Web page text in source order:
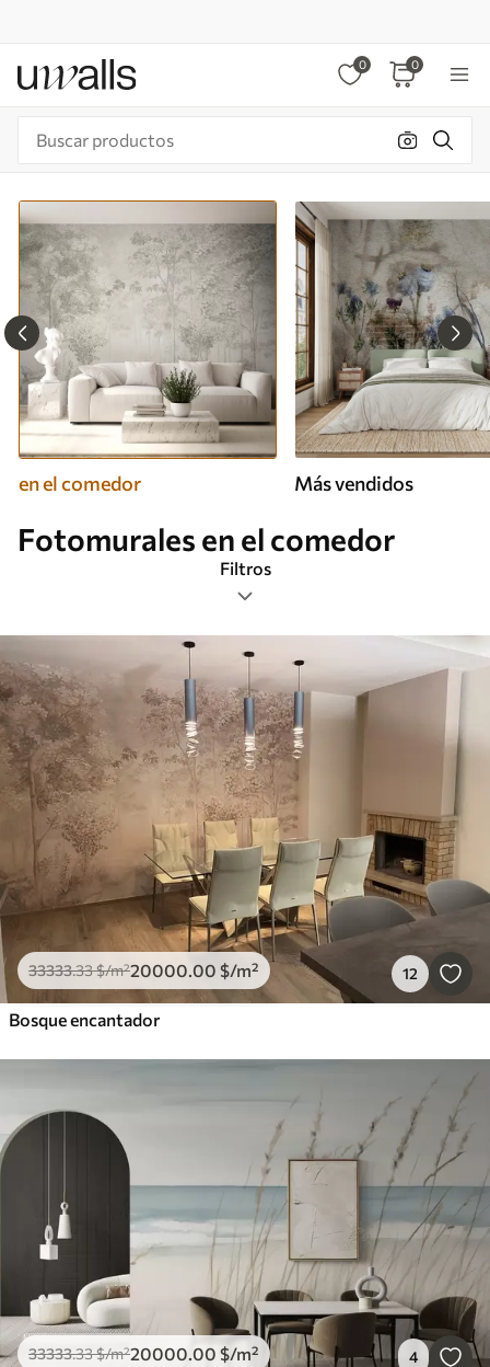
0 0
en el comedor Más vendidos
Fotomurales en el comedor
Filtros
Etiquetas
Formato de imagen
Paleta de colores
Inteligente
Borrar todos los filtros
33333.33$/m²20000.00 $/m² 12
Bosque encantador
33333.33$/m²20000 .00 $/m² 4